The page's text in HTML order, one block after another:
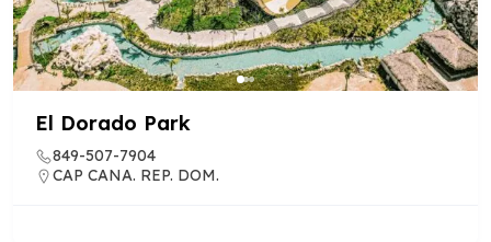
El Dorado Park
849-507-7904
CAP CANA. REP. DOM.